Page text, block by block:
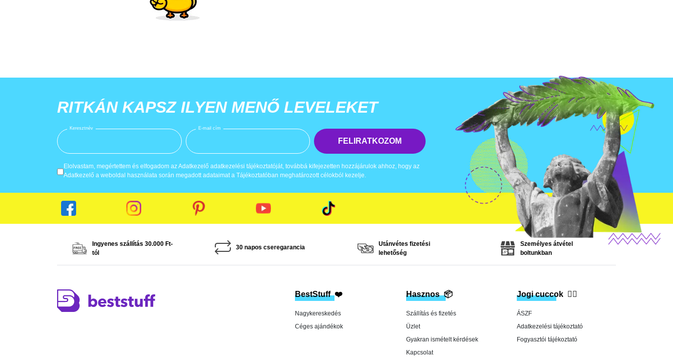
RITKÁN KAPSZ ILYEN MENŐ LEVELEKET
Keresztnév E-mail cím
FELIRATKOZOM
Elolvastam, megértettem és elfogadom az Adatkezelő adatkezelési tájékoztatóját, továbbá kifejezetten hozzájárulok ahhoz, hogy az
Adatkezelő a weboldal használata során megadott adataimat a Tájékoztatóban meghatározott célokból kezelje.
Ingyenes szállítás 30.000 Ft-
tól
30 napos cseregarancia
Utánvétes fizetési
lehetőség
Személyes átvétel
boltunkban
BestStuff ❤️
Nagykereskedés
Céges ajándékok
Hasznos 📦
Szállítás és fizetés
Üzlet
Gyakran ismételt kérdések
Kapcsolat
Jogi cuccok 👨‍⚖️
ÁSZF
Adatkezelési tájékoztató
Fogyasztói tájékoztató